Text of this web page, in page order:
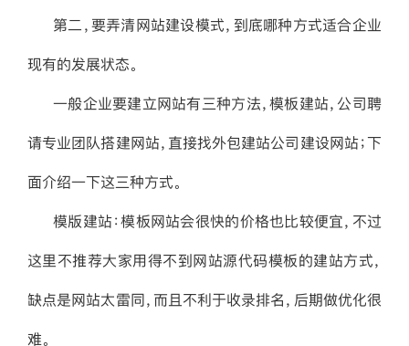
第二，要弄清网站建设模式，到底哪种方式适合企业
现有的发展状态。
一般企业要建立网站有三种方法，模板建站，公司聘
请专业团队搭建网站，直接找外包建站公司建设网站；下
面介绍一下这三种方式。
模版建站：模板网站会很快的价格也比较便宜，不过
这里不推荐大家用得不到网站源代码模板的建站方式，
缺点是网站太雷同，而且不利于收录排名，后期做优化很
难。